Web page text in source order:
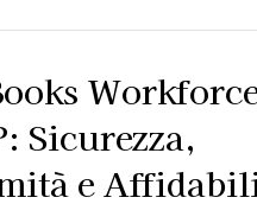
Sicurezza,
e